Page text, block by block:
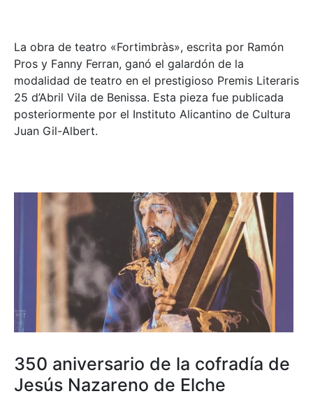
La obra de teatro «Fortimbràs», escrita por Ramón
Pros y Fanny Ferran, ganó el galardón de la
modalidad de teatro en el prestigioso Premis Literaris
25 d’Abril Vila de Benissa. Esta pieza fue publicada
posteriormente por el Instituto Alicantino de Cultura
Juan Gil-Albert.
350 aniversario de la cofradía de
Jesús Nazareno de Elche